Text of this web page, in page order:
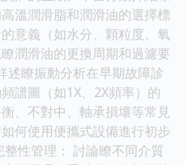
溫潤滑脂和潤滑油的選擇標
意義（如水分、顆粒度、氧
潤滑油的更換周期和過濾要
述瞭振動分析在早期故障診
譜圖（如1X、2X頻率）的
、不對中、軸承損壞等常見
何使用便攜式設備進行初步
性管理： 討論瞭不同介質